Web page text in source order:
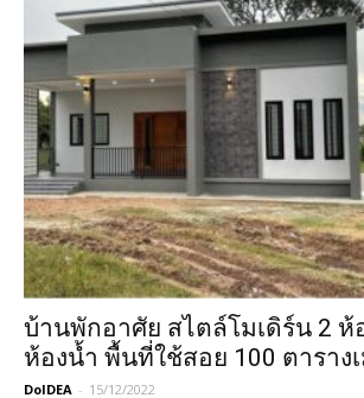
บ้านพักอาศัย สไตล์โมเดิร์น 2 ห้
ห้องน้ำ พื้นที่ใช้สอย 100 ตาราง
DoIDEA - 15/12/2022